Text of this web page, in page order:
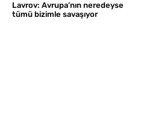
Lavrov: Avrupa’nın neredeyse
tümü bizimle savaşıyor